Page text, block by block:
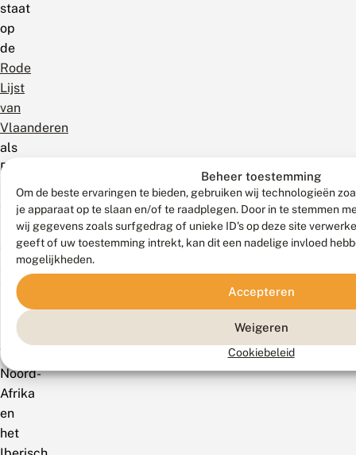
Beheer toestemming
Om de beste ervaringen te bieden, gebruiken wij technologieën
je apparaat op te slaan en/of te raadplegen. Door in te stemmen
wij gegevens zoals surfgedrag of unieke ID's op deze site
geeft of uw toestemming intrekt, kan dit een nadelige invloed
mogelijkheden.
Accepteren
Weigeren
Cookiebeleid
staat
op
de
Rode
Lijst
van
Vlaanderen
als
Bijna
Gevaar
(Veraghtert
2023).
Mondiaal
Van
Noord-
Afrika
en
het